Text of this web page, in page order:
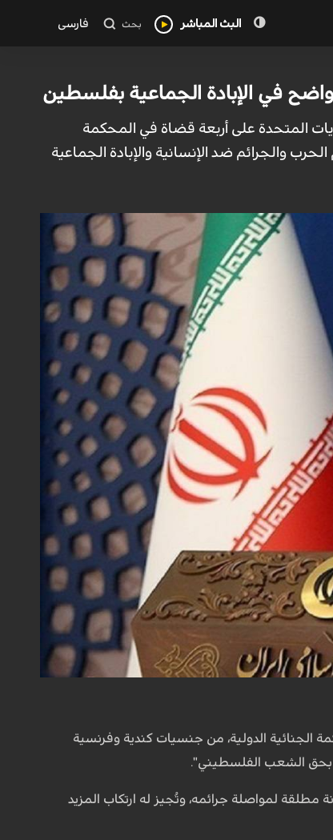
البث المباشر بحث فارسی
في الإبادة الجماعية بفلسطين
المتحدة على أربعة قضاة في المحكمة
والجرائم ضد الإنسانية والإبادة الجماعية
الدولية، من جنسيات كندية وفرنسية
بحق الشعب الفلسطيني".
مطلقة لمواصلة جرائمه، وتُجيز له ارتكاب المزيد